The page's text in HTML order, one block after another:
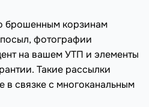
брошенным корзинам
фотографии
на вашем УТП и элементы
Такие рассылки
в связке с многоканальным